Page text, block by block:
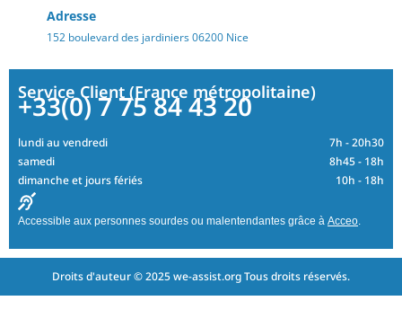
Adresse
152 boulevard des jardiniers 06200 Nice
Service Client (France métropolitaine)
+33(0) 7 75 84 43 20
lundi au vendredi
7h - 20h30
samedi
8h45 - 18h
dimanche et jours fériés
10h - 18h
Accessible aux personnes sourdes ou malentendantes grâce à Acceo.
Droits d'auteur © 2025 we-assist.org Tous droits réservés.